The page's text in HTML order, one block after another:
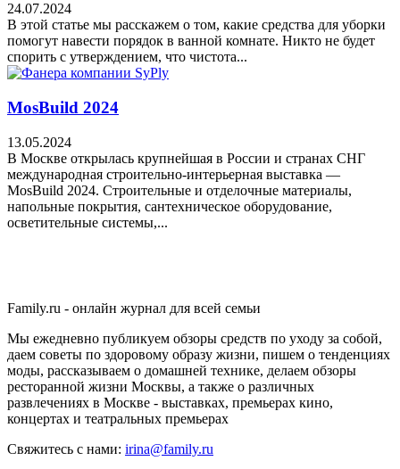
24.07.2024
В этой статье мы расскажем о том, какие средства для уборки
помогут навести порядок в ванной комнате. Никто не будет
спорить с утверждением, что чистота...
MosBuild 2024
13.05.2024
В Москве открылась крупнейшая в России и странах СНГ
международная строительно-интерьерная выставка —
MosBuild 2024. Строительные и отделочные материалы,
напольные покрытия, сантехническое оборудование,
осветительные системы,...
Family.ru - онлайн журнал для всей семьи
Мы ежедневно публикуем обзоры средств по уходу за собой,
даем советы по здоровому образу жизни, пишем о тенденциях
моды, рассказываем о домашней технике, делаем обзоры
ресторанной жизни Москвы, а также о различных
развлечениях в Москве - выставках, премьерах кино,
концертах и театральных премьерах
Свяжитесь с нами: irina@family.ru